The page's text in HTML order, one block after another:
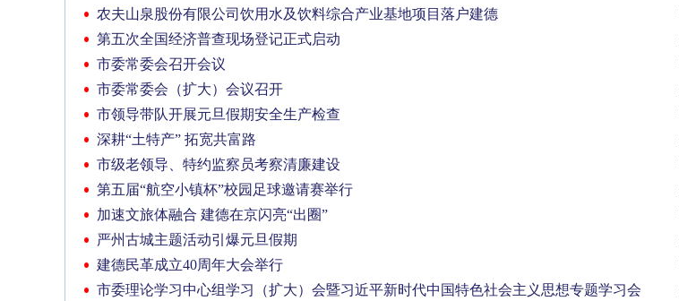
农夫山泉股份有限公司饮用水及饮料综合产业基地项目落户建德
第五次全国经济普查现场登记正式启动
市委常委会召开会议
市委常委会（扩大）会议召开
市领导带队开展元旦假期安全生产检查
深耕“土特产” 拓宽共富路
市级老领导、特约监察员考察清廉建设
第五届“航空小镇杯”校园足球邀请赛举行
加速文旅体融合 建德在京闪亮“出圈”
严州古城主题活动引爆元旦假期
建德民革成立40周年大会举行
市委理论学习中心组学习（扩大）会暨习近平新时代中国特色社会主义思想专题学习会